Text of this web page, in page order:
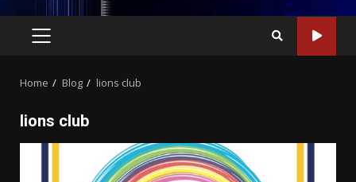
PRIMARY
Home Blog lions club
lions club